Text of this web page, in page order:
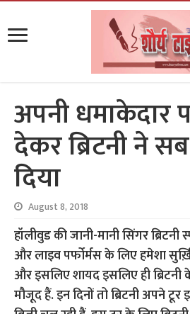
अपनी धमाकेदार
देकर ब्रिटनी ने
दिया
August 8, 2018
हॉलीवुड की जानी-मानी सिंगर ब्रिटनी
और लाइव पर्फोर्मस के लिए हमेशा
और इसलिए शायद इसलिए ही
मौजूद हैं. इन दिनों तो ब्रिटनी अपने